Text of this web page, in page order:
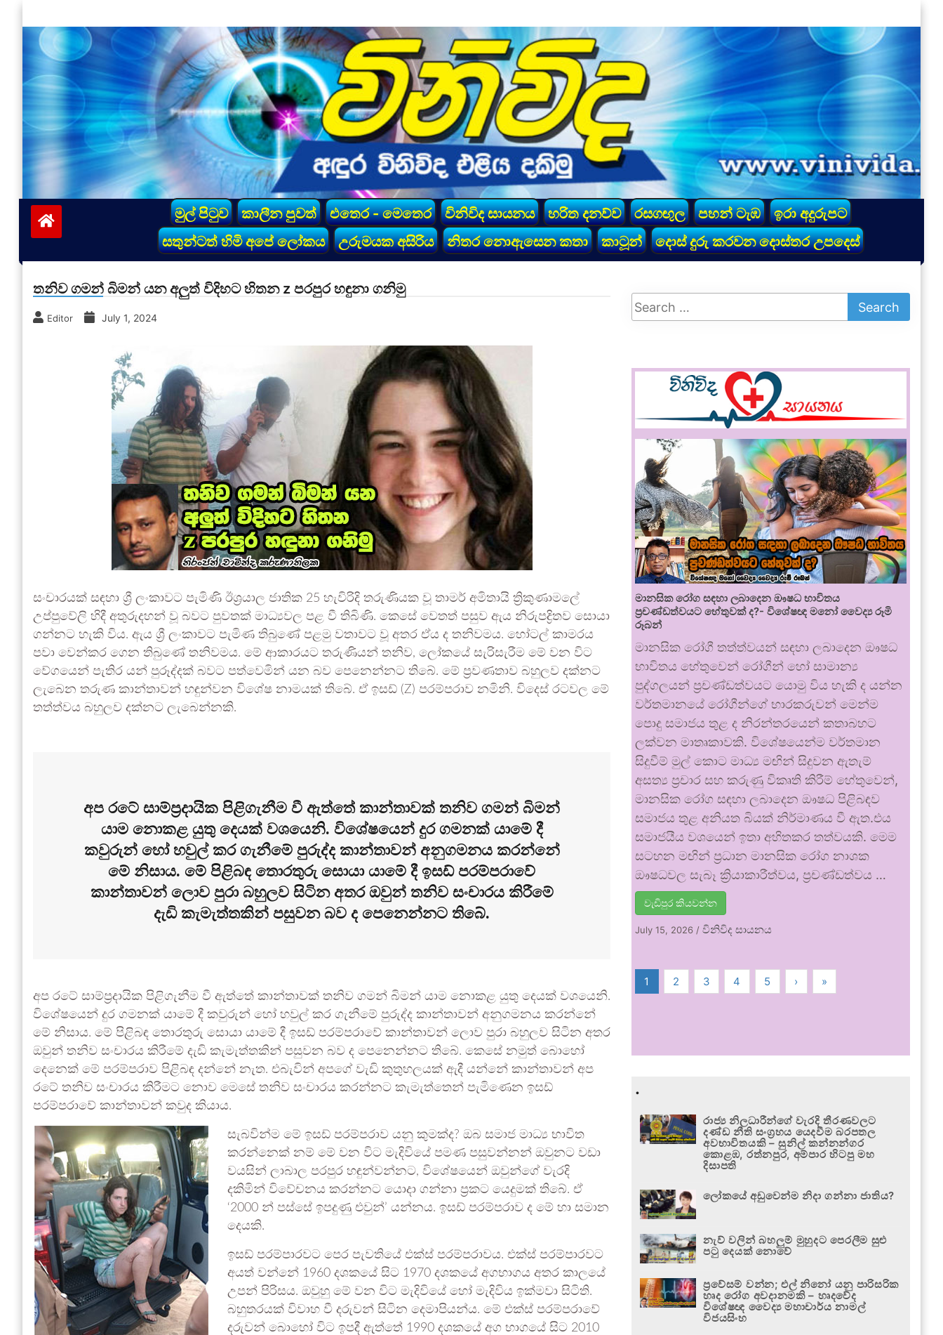
to
content
vinivida.lk
මුල් පිටුව කාලීන පුවත් එතෙර - මෙතෙර විනිවිද සායනය හරිත දනව්ව රසගඟුල පහන් ටැඹ
ඉරා අදුරුපට
සතුන්ටත් හිමි අපේ ලෝකය
උරුමයක අසිරිය නිතර නොඇසෙන කතා කාටූන් දොස් දුරු කරවන දොස්තර උපදෙස්
තනිව ගමන් බිමන් යන අලුත් විදිහට හිතන z පරපුර හඳුනා ගනිමු
Editor July 1, 2024
සංචාරයක් සඳහා ශ්‍රී ලංකාවට පැමිණි ඊශ්‍රයාල ජාතික 25 හැවිරිදි තරුණියක වූ තාමර් අමිතායි ත්‍රිකුණාමලේ
උප්පුවේලි හිදී අතුරුදහන් වූ බවට පුවතක් මාධ්‍යවල පළ වී තිබිණි. කෙසේ වෙතත් පසුව ඇය නිරුපද්‍රිතව සොයා
ගන්නට හැකි විය. ඇය ශ්‍රී ලංකාවට පැමිණ තිබුණේ පළමු වතාවට වූ අතර ඒය ද තනිවමය. හෝටල් කාමරය
පවා වෙන්කර ගෙන තිබුණේ තනිවමය. මේ ආකාරයට තරුණියන් තනිව, ලෝකයේ සැරිසැරීම මේ වන විට
වේගයෙන් පැතිර යන් පුරූද්දක් බවට පත්වෙමින් යන බව පෙනෙන්නට තිබේ. මේ ප්‍රවණතාව බහුලව දක්නට
ලැබෙන තරුණ කාන්තාවන් හඳුන්වන විශේෂ නාමයක් තිබේ. ඒ ඉසඩ් (Z) පරම්පරාව නමිනි. විදෙස් රටවල මේ
තත්ත්වය බහුලව දක්නට ලැබෙන්නකි.
අප රටේ සාම්ප්‍රදායික පිළිගැනීම වී ඇත්තේ කාන්තාවක් තනිව ගමන් බිමන්
යාම නොකළ යුතු දෙයක් වශයෙනි. විශේෂයෙන් දුර ගමනක් යාමේ දී
කවුරුන් හෝ හවුල් කර ගැනීමේ පුරුද්ද කාන්තාවන් අනුගමනය කරන්නේ
මේ නිසාය. මේ පිළිබඳ තොරතුරු සොයා යාමේ දී ඉසඩ් පරම්පරාවේ
කාන්තාවන් ලොව පුරා බහුලව සිටින අතර ඔවුන් තනිව සංචාරය කිරීමේ
දැඩි කැමැත්තකින් පසුවන බව ද පෙනෙන්නට තිබේ.
අප රටේ සාම්ප්‍රදායික පිළිගැනීම වී ඇත්තේ කාන්තාවක් තනිව ගමන් බිමන් යාම නොකළ යුතු දෙයක් වශයෙනි.
විශේෂයෙන් දුර ගමනක් යාමේ දී කවුරුන් හෝ හවුල් කර ගැනීමේ පුරුද්ද කාන්තාවන් අනුගමනය කරන්නේ
මේ නිසාය. මේ පිළිබඳ තොරතුරු සොයා යාමේ දී ඉසඩ් පරම්පරාවේ කාන්තාවන් ලොව පුරා බහුලව සිටින අතර
ඔවුන් තනිව සංචාරය කිරීමේ දැඩි කැමැත්තකින් පසුවන බව ද පෙනෙන්නට තිබේ. කෙසේ නමුත් බොහෝ
දෙනෙක් මේ පරම්පරාව පිළිබඳ දන්නේ නැත. එබැවින් අපගේ වැඩි කුතුහලයක් ඇදී යන්නේ කාන්තාවන් අප
රටේ තනිව සංචාරය කිරීමට නොව මෙසේ තනිව සංචාරය කරන්නට කැමැත්තෙන් පැමිණෙන ඉසඩ්
පරම්පරාවේ කාන්තාවන් කවුද කියාය.
සැබවින්ම මේ ඉසඩ් පරම්පරාව යනු කුමක්ද? ඔබ සමාජ මාධ්‍ය භාවිත
කරන්නෙක් නම් මේ වන විට මැදිවියේ පමණ පසුවන්නන් ඔවුනට වඩා
වයසින් ලාබාල පරපුර හඳුන්වන්නට, විශේෂයෙන් ඔවුන්ගේ වැරදි
දකිමින් විවේචනය කරන්නට යොදා ගන්නා ප්‍රකට යෙදුමක් තිබේ. ඒ
‘2000 න් පස්සේ ඉපදුණු එවුන්’ යන්නය. ඉසඩ් පරම්පරාව ද මේ හා සමාන
දෙයකි.
ඉසඩ් පරම්පාරවට පෙර පැවතියේ එක්ස් පරම්පරාවය. එක්ස් පරම්පාරවට
අයත් වන්නේ 1960 දශකයේ සිට 1970 දශකයේ අගභාගය අතර කාලයේ
උපන් පිරිසය. ඔවුහු මේ වන විට මැදිවියේ හෝ මැදිවිය ඉක්මවා සිටිති.
බහුතරයක් විවාහ වී දරුවන් සිටින දෙමාපියන්ය. මේ එක්ස් පරම්පරාවේ
දරුවන් බොහෝ විට ඉපදී ඇත්තේ 1990 දශකයේ අග භාගයේ සිට 2010
මානසික රෝග සඳහා ලබාදෙන ඖෂධ භාවිතය
ප්‍රචණ්ඩත්වයට හේතුවක් ද?- විශේෂඥ මනෝ වෛද්‍ය රූමි
රූබන්
මානසික රෝගී තත්ත්වයන් සඳහා ලබාදෙන ඖෂධ
භාවිතය හේතුවෙන් රෝගීන් හෝ සාමාන්‍ය
පුද්ගලයන් ප්‍රචණ්ඩත්වයට යොමු විය හැකි ද යන්න
වර්තමානයේ රෝගීන්ගේ භාරකරුවන් මෙන්ම
පොදු සමාජය තුළ ද නිරන්තරයෙන් කතාබහට
ලක්වන මාතෘකාවකි. විශේෂයෙන්ම වර්තමාන
සිදුවීම් මුල් කොට මාධ්‍ය මඟින් සිදුවන ඇතැම්
අසත්‍ය ප්‍රචාර සහ කරුණු විකෘති කිරීම් හේතුවෙන්,
මානසික රෝග සඳහා ලබාදෙන ඖෂධ පිළිබඳව
සමාජය තුළ අනියත බියක් නිර්මාණය වී ඇත.එය
සමාජයීය වශයෙන් ඉතා අහිතකර තත්වයකි. මෙම
සටහන මඟින් ප්‍රධාන මානසික රෝග නාශක
ඖෂධවල සැබෑ ක්‍රියාකාරීත්වය, ප්‍රචණ්ඩත්වය …
වැඩිපුර කියවන්න
July 15, 2026 /විනිවිද සායනය
1 2 3 4 5 › »
.
රාජ්‍ය නිලධාරීන්ගේ වැරදි තීරණවලට
දණ්ඩ නීති සංග්‍රහය යෙදවීම බරපතල
අවභාවිතයකි – සුනිල් කන්නන්ගර
කොළඹ, රත්නපුර, අම්පාර හිටපු මහ
දිසාපති
ලෝකයේ අඩුවෙන්ම නිදා ගන්නා ජාතිය?
නැව් වලින් බහලුම් මුහුදට පෙරලීම සුළු
පටු දෙයක් නොවේ
ප්‍රවේසම් වන්න; එල් නිනෝ යනු පාරිසරික
හෘද රෝග අවදානමකි – හෘදවේද
විශේෂඥ වෛද්‍ය මහාචාර්ය නාමල්
විජයසිංහ